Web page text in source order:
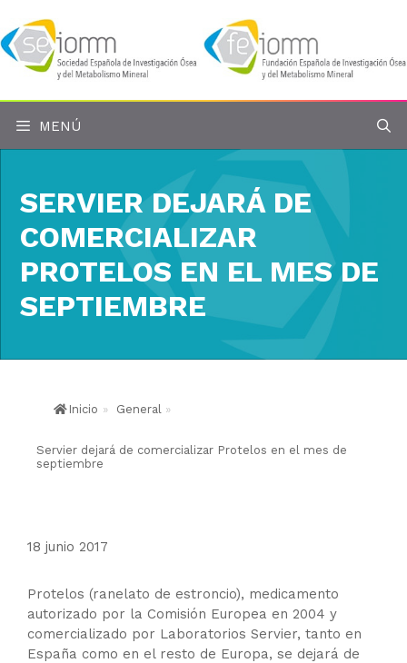
al
contenido
MENÚ
SERVIER DEJARÁ DE
COMERCIALIZAR
PROTELOS EN EL MES DE
SEPTIEMBRE
Inicio » General »
Servier dejará de comercializar Protelos en el mes de
septiembre
18 junio 2017
Protelos (ranelato de estroncio), medicamento
autorizado por la Comisión Europea en 2004 y
comercializado por Laboratorios Servier, tanto en
España como en el resto de Europa, se dejará de